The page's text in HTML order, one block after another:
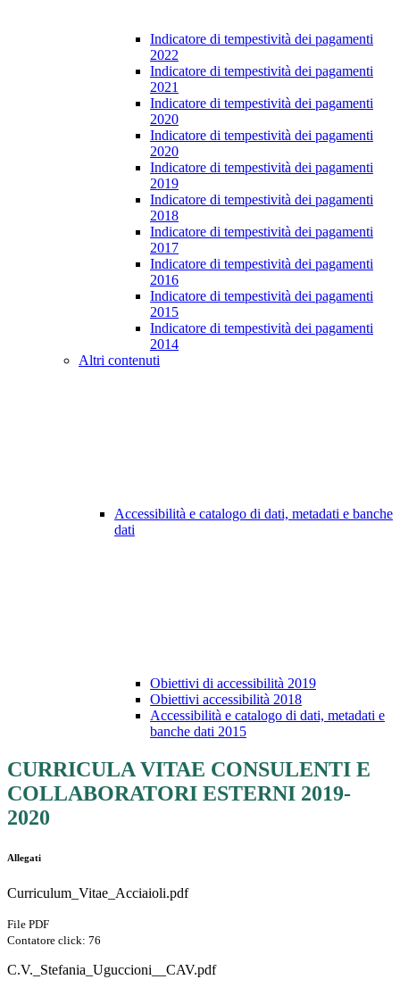
Indicatore di tempestività dei pagamenti
2022
Indicatore di tempestività dei pagamenti
2021
Indicatore di tempestività dei pagamenti
2020
Indicatore di tempestività dei pagamenti
2020
Indicatore di tempestività dei pagamenti
2019
Indicatore di tempestività dei pagamenti
2018
Indicatore di tempestività dei pagamenti
2017
Indicatore di tempestività dei pagamenti
2016
Indicatore di tempestività dei pagamenti
2015
Indicatore di tempestività dei pagamenti
2014
Altri contenuti
Accessibilità e catalogo di dati, metadati e banche
dati
Obiettivi di accessibilità 2019
Obiettivi accessibilità 2018
Accessibilità e catalogo di dati, metadati e
banche dati 2015
CURRICULA VITAE CONSULENTI E
COLLABORATORI ESTERNI 2019-
2020
Allegati
Curriculum_Vitae_Acciaioli.pdf
File PDF
Contatore click: 76
C.V._Stefania_Uguccioni__CAV.pdf